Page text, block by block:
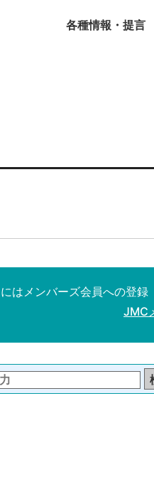
各種情報・提言
はメンバーズ会員への登録
JMC